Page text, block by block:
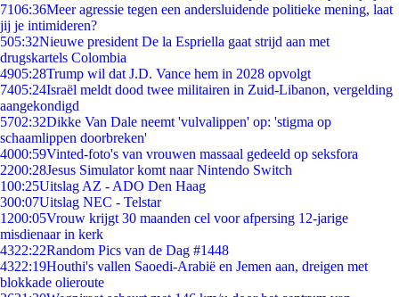
7106:36Meer agressie tegen een andersluidende politieke mening, laat
jij je intimideren?
505:32Nieuwe president De la Espriella gaat strijd aan met
drugskartels Colombia
4905:28Trump wil dat J.D. Vance hem in 2028 opvolgt
7405:24Israël meldt dood twee militairen in Zuid-Libanon, vergelding
aangekondigd
5702:32Dikke Van Dale neemt 'vulvalippen' op: 'stigma op
schaamlippen doorbreken'
4000:59Vinted-foto's van vrouwen massaal gedeeld op seksfora
2200:28Jesus Simulator komt naar Nintendo Switch
100:25Uitslag AZ - ADO Den Haag
300:07Uitslag NEC - Telstar
1200:05Vrouw krijgt 30 maanden cel voor afpersing 12-jarige
misdienaar in kerk
4322:22Random Pics van de Dag #1448
4322:19Houthi's vallen Saoedi-Arabië en Jemen aan, dreigen met
blokkade olieroute